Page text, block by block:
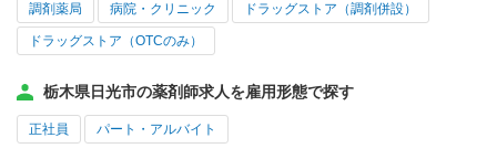
調剤薬局 病院・クリニック ドラッグストア（調剤併設）
ドラッグストア（OTCのみ）
栃木県日光市の薬剤師求人を雇用形態で探す
正社員 パート・アルバイト